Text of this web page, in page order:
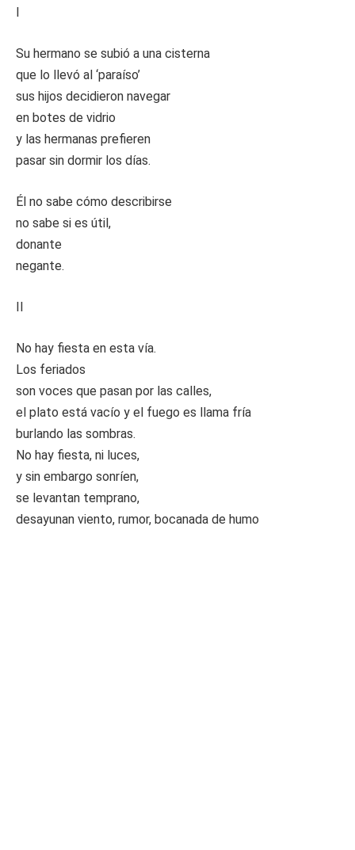
I
Su hermano se subió a una cisterna
que lo llevó al ‘paraíso’
sus hijos decidieron navegar
en botes de vidrio
y las hermanas prefieren
pasar sin dormir los días.
Él no sabe cómo describirse
no sabe si es útil,
donante
negante.
II
No hay fiesta en esta vía.
Los feriados
son voces que pasan por las calles,
el plato está vacío y el fuego es llama fría
burlando las sombras.
No hay fiesta, ni luces,
y sin embargo sonríen,
se levantan temprano,
desayunan viento, rumor, bocanada de humo